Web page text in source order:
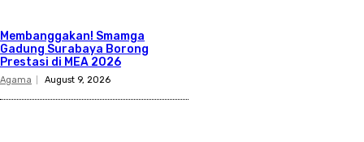
Membanggakan! Smamga
Gadung Surabaya Borong
Prestasi di MEA 2026
Agama August 9, 2026